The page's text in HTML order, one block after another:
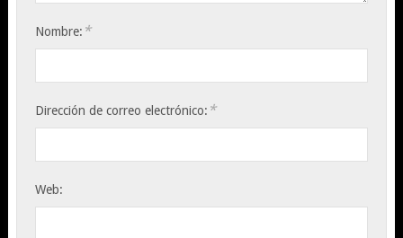
Nombre: *
Dirección de correo electrónico: *
Web: